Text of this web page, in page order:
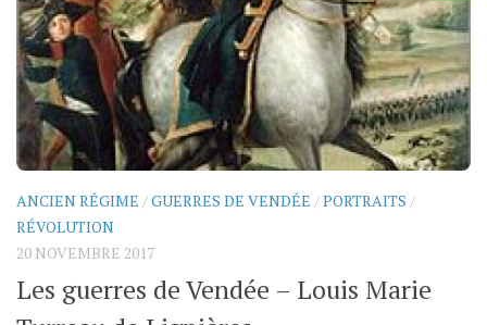
ANCIEN RÉGIME /GUERRES DE VENDÉE /PORTRAITS /
RÉVOLUTION
20 NOVEMBRE 2017
Les guerres de Vendée – Louis Marie